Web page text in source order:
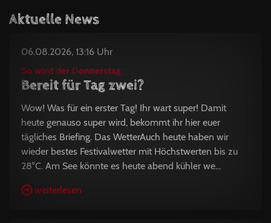
Aktuelle News
06.08.2026, 13:16 Uhr
So wird der Donnerstag
Bereit für Tag zwei?
Wow! Was für ein erster Tag! Ihr wart super! Damit
heute genauso super wird, bekommt ihr hier euer
tägliches Briefing. Das WetterAuch heute haben wir
wieder bestes Festivalwetter mit Höchstwerten bis zu
28°C. Am See könnte es heute abend kühler we...
weiterlesen